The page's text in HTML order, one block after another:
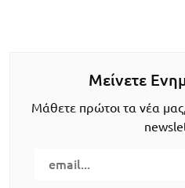
Μείνετε
Μάθετε πρώτοι τα νέα